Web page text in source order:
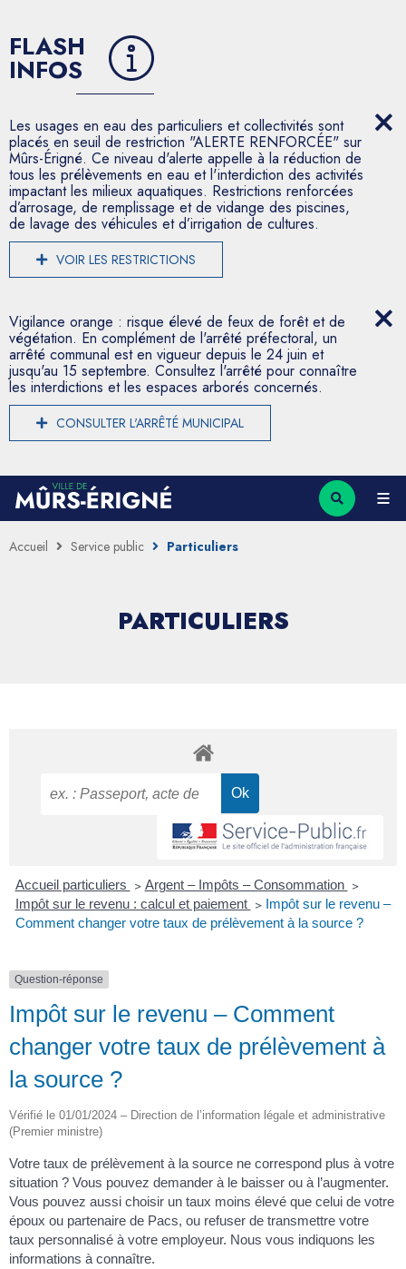
FLASH
INFOS
Les usages en eau des particuliers et collectivités sont
placés en seuil de restriction "ALERTE RENFORCÉE" sur
Mûrs-Érigné. Ce niveau d'alerte appelle à la réduction de
tous les prélèvements en eau et l'interdiction des activités
impactant les milieux aquatiques. Restrictions renforcées
d’arrosage, de remplissage et de vidange des piscines,
de lavage des véhicules et d’irrigation de cultures.
VOIR LES RESTRICTIONS
Vigilance orange : risque élevé de feux de forêt et de
végétation. En complément de l'arrêté préfectoral, un
arrêté communal est en vigueur depuis le 24 juin et
jusqu'au 15 septembre. Consultez l'arrêté pour connaître
les interdictions et les espaces arborés concernés.
CONSULTER L'ARRÊTÉ MUNICIPAL
Accueil Service public Particuliers
PARTICULIERS
Accueil particuliers > Argent – Impôts – Consommation >
Impôt sur le revenu : calcul et paiement > Impôt sur le revenu –
Comment changer votre taux de prélèvement à la source ?
Question-réponse
Impôt sur le revenu – Comment
changer votre taux de prélèvement à
la source ?
Vérifié le 01/01/2024 – Direction de l’information légale et administrative
(Premier ministre)
Votre taux de prélèvement à la source ne correspond plus à votre
situation ? Vous pouvez demander à le baisser ou à l’augmenter.
Vous pouvez aussi choisir un taux moins élevé que celui de votre
époux ou partenaire de Pacs, ou refuser de transmettre votre
taux personnalisé à votre employeur. Nous vous indiquons les
informations à connaître.